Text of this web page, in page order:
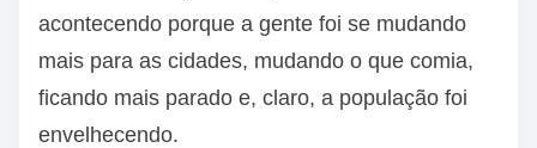
acontecendo porque a gente foi se mudando
mais para as cidades, mudando o que comia,
ficando mais parado e, claro, a população foi
envelhecendo.